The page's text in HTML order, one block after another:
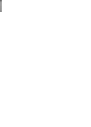
aparecem